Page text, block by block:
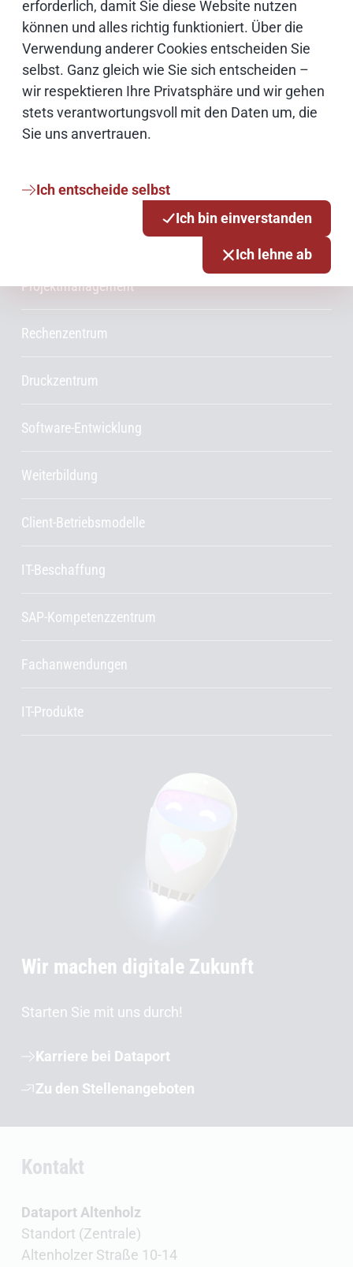
erforderlich, damit Sie diese Website nutzen
können und alles richtig funktioniert. Über die
Verwendung anderer Cookies entscheiden Sie
selbst. Ganz gleich wie Sie sich entscheiden –
wir respektieren Ihre Privatsphäre und wir gehen
stets verantwortungsvoll mit den Daten um, die
Sie uns anvertrauen.
Ich entscheide selbst
Ich bin einverstanden
Ich lehne ab
Cloud
Netze
Services & Produkte
Consulting
Innovationsmanagement
Projektmanagement
Rechenzentrum
Druckzentrum
Software-Entwicklung
Weiterbildung
Client-Betriebsmodelle
IT-Beschaffung
SAP-Kompetenzzentrum
Fachanwendungen
IT-Produkte
Wir machen digitale Zukunft
Starten Sie mit uns durch!
Karriere bei Dataport
Zu den Stellenangeboten
Kontakt
Dataport Altenholz
Standort (Zentrale)
Altenholzer Straße 10-14